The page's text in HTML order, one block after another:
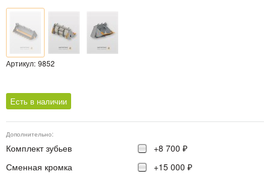
Артикул: 9852
Есть в наличии
Дополнительно:
Комплект зубьев
+8 700 ₽
Сменная кромка
+15 000 ₽